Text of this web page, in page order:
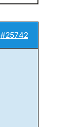
#25742